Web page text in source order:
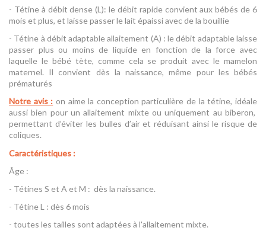
- Tétine à débit dense (L): le débit rapide convient aux bébés de 6
mois et plus, et laisse passer le lait épaissi avec de la bouillie
- Tétine à débit adaptable allaitement (A) : le débit adaptable laisse
passer plus ou moins de liquide en fonction de la force avec
laquelle le bébé tète, comme cela se produit avec le mamelon
maternel. Il convient dès la naissance, même pour les bébés
prématurés
Notre avis : on aime la conception particulière de la tétine, idéale
aussi bien pour un allaitement mixte ou uniquement au biberon,
permettant d’éviter les bulles d’air et réduisant ainsi le risque de
coliques.
Caractéristiques :
Âge :
- Tétines S et A et M : dès la naissance.
- Tétine L : dès 6 mois
- toutes les tailles sont adaptées à l'allaitement mixte.